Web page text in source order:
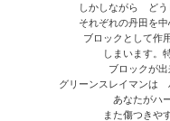
しかしながら ど
それぞれの丹田を
ブロックとして作
しまいます。
ブロックが出
グリーンスレイマンは
あなたがハ
また傷つきや